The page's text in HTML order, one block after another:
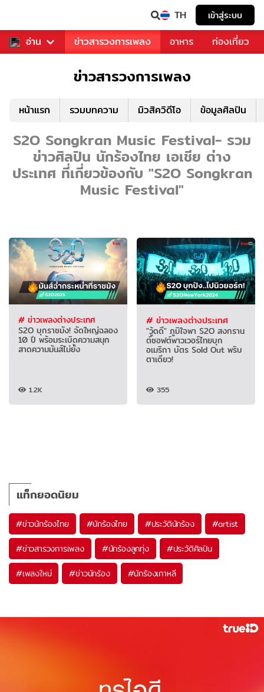
TH เข้าสู่ระบบ
อ่าน
ข่าวบันเทิง ข่าวสารวงการเพลง อาหาร ท่องเที่ยว
ข่าวสารวงการเพลง
หน้าแรก รวมบทความ มิวสิควิดีโอ ข้อมูลศิลปิน
S2O Songkran Music Festival- รวม
ข่าวศิลปิน นักร้องไทย เอเชีย ต่าง
ประเทศ ที่เกี่ยวข้องกับ "S2O Songkran
Music Festival"
# ข่าวเพลงต่างประเทศ
S2O บุกราชมัง! จัดใหญ่ฉลอง
10 ปี พร้อมระเบิดความสนุก
สาดความมันส์ไม่ยั้ง
1.2K
# ข่าวเพลงต่างประเทศ
"วู้ดดี้" ภูมิใจพา S2O สงกราน
ต์ซอฟต์พาวเวอร์ไทยบุก
อเมริกา บัตร Sold Out พริบ
ตาเดียว!
355
แท็กยอดนิยม
#ข่าวนักร้องไทย #นักร้องไทย #ประวัตินักร้อง #artist
#ข่าวสารวงการเพลง #นักร้องลูกทุ่ง #ประวัติศิลปิน
#เพลงใหม่ #ข่าวนักร้อง #นักร้องเกาหลี